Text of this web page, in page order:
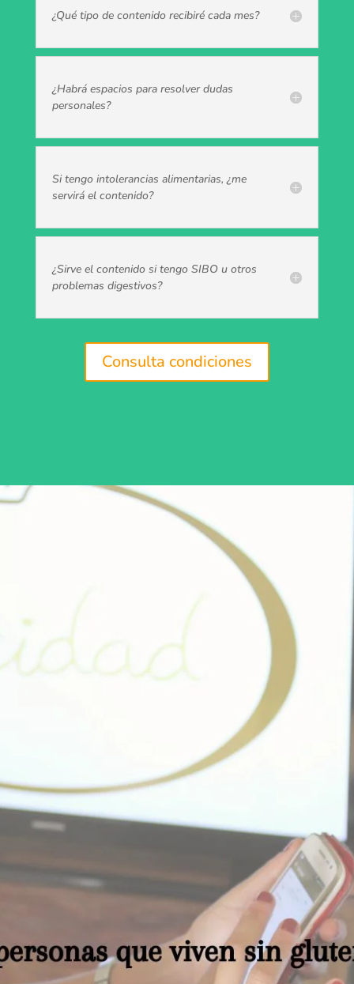
¿Qué tipo de contenido recibiré cada mes?
¿Habrá espacios para resolver dudas
personales?
Si tengo intolerancias alimentarias, ¿me
servirá el contenido?
¿Sirve el contenido si tengo SIBO u otros
problemas digestivos?
Consulta condiciones